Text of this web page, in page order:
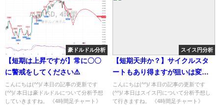
豪ドルドル分析
【短期は上昇ですが】常に〇〇
に警戒をしてください⚠️
こんにちは(^^)/ 本日の記事の更新です
(^^)/ 本日は豪ドルドルについて分析予想
していきますね。 《4時間足チャート》
スイス円分析
【短期天井か？】サイクルスタ
ートもあり得ますが狙いは変わ
らず
こんにちは(^^)/ 本日の記事の更新です
(^^)/ 本日はスイス円について分析予想し
て行きますね。 《4時間足チャート》